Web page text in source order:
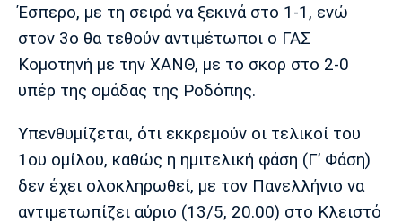
Γιουνάιτεντ
Λίβερπουλ
Μάντσεστερ
Σίτι
Γιουβέντους
Έσπερο, με τη σειρά να ξεκινά στο 1-1, ενώ
στον 3ο θα τεθούν αντιμέτωποι ο ΓΑΣ
Κομοτηνή με την ΧΑΝΘ, με το σκορ στο 2-0
υπέρ της ομάδας της Ροδόπης.
Υπενθυμίζεται, ότι εκκρεμούν οι τελικοί του
1ου ομίλου, καθώς η ημιτελική φάση (Γ’ Φάση)
δεν έχει ολοκληρωθεί, με τον Πανελλήνιο να
αντιμετωπίζει αύριο (13/5, 20.00) στο Κλειστό